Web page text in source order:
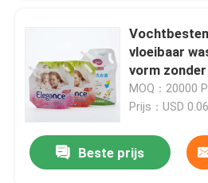
vloeibaar
vorm
MOQ：20000
Prijs：USD
Beste prijs